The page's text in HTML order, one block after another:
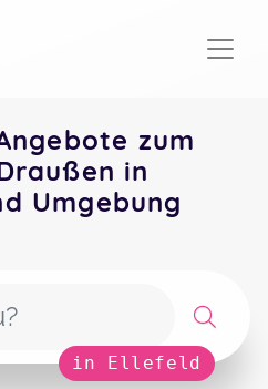
zum
in
Umgebung
in Ellefeld